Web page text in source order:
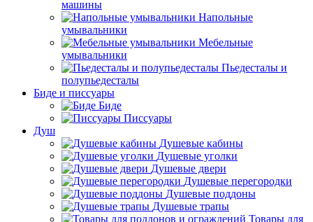
машины
Напольные
умывальники
Мебельные
умывальники
Пьедесталы и
полупьедесталы
Биде и писсуары
Биде
Писсуары
Душ
Душевые кабины
Душевые уголки
Душевые двери
Душевые перегородки
Душевые поддоны
Душевые трапы
Товары для